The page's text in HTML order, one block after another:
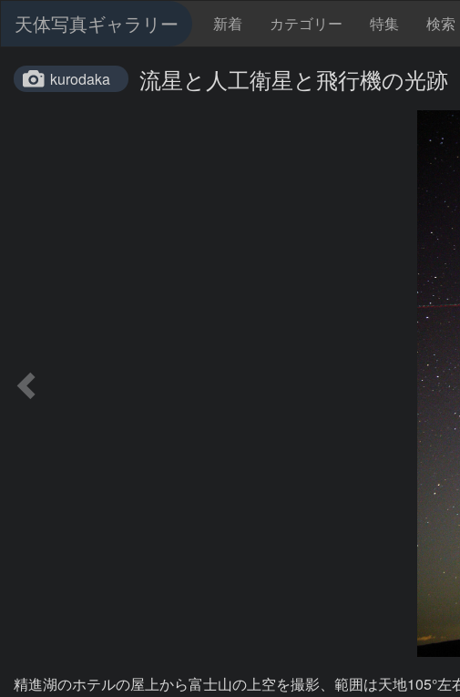
天体写真ギャラリー 新着 カテゴリー 特集 検索
kurodaka 流星と人工衛星と飛行機の光跡
精進湖のホテルの屋上から富士山の上空を撮影、範囲は天地105°左右